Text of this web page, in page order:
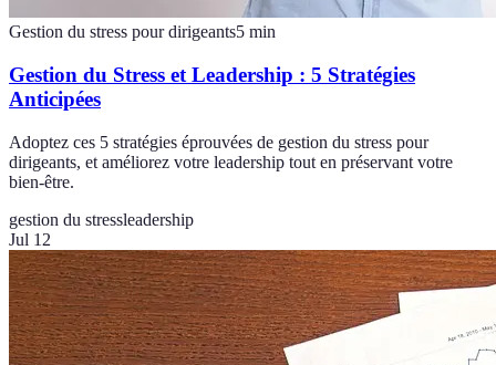
Gestion du stress pour dirigeants5 min
Gestion du Stress et Leadership : 5 Stratégies
Anticipées
Adoptez ces 5 stratégies éprouvées de gestion du stress pour
dirigeants, et améliorez votre leadership tout en préservant votre
bien-être.
gestion du stressleadership
Jul 12